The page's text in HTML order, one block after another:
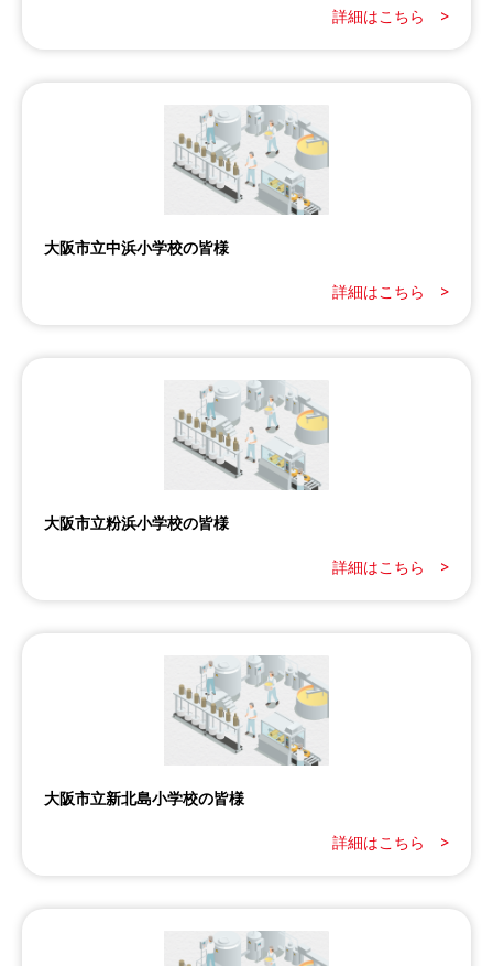
詳細はこちら >
大阪市立中浜小学校の皆様
詳細はこちら >
大阪市立粉浜小学校の皆様
詳細はこちら >
大阪市立新北島小学校の皆様
詳細はこちら >